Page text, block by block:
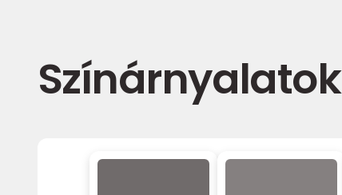
Színárnyalatok